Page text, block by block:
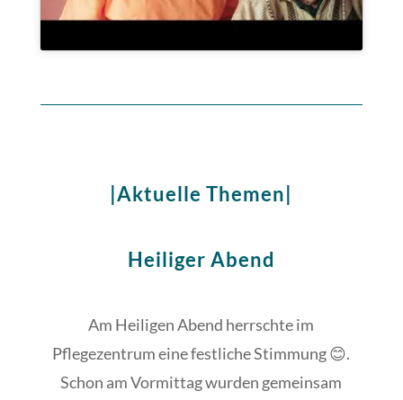
|Aktuelle Themen|
Heiliger Abend
Am Heiligen Abend herrschte im
Pflegezentrum eine festliche Stimmung 😊.
Schon am Vormittag wurden gemeinsam